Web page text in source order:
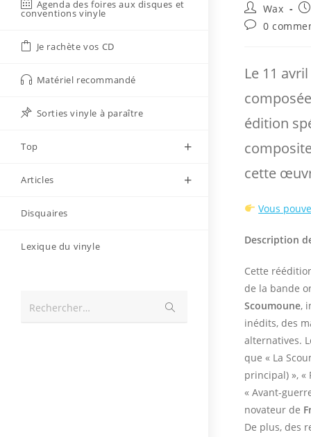
Agenda des foires aux disques et
conventions vinyle
Je rachète vos CD
Matériel recommandé
Sorties vinyle à paraître
Top
Articles
Disquaires
Lexique du vinyle
Rechercher…
la
Auteur/autrice
de
la
Wax
0
Le 11
édition
cette
Vous
Description
Cette
de la bande
Scoumoune,
inédits, des
alternatives.
que « La
principal) », «
« Avant-
novateur de
De plus, des